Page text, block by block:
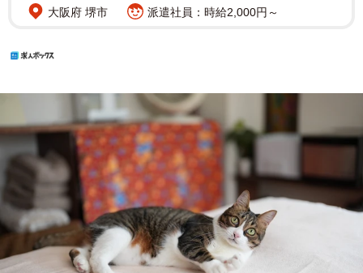
大阪府 堺市
派遣社員：時給2,000円～